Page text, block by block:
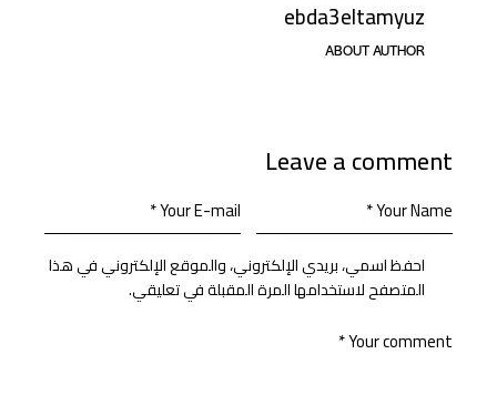
ebda3eltamyuz
ABOUT AUTHOR
Leave a comment
احفظ اسمي، بريدي الإلكتروني، والموقع الإلكتروني في هذا
المتصفح لاستخدامها المرة المقبلة في تعليقي.